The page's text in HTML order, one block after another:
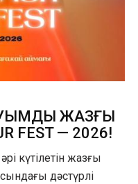
ЖАЗҒЫ
FEST — 2026!
күтілетін жазғы
дәстүрлі